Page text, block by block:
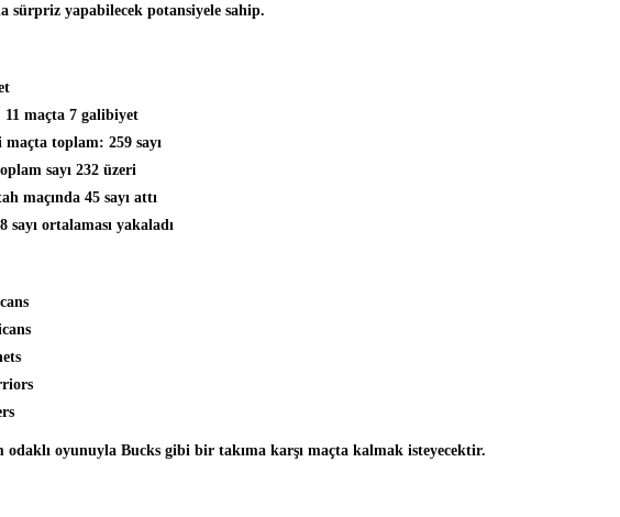
sürpriz yapabilecek potansiyele sahip.
11 maçta 7 galibiyet
toplam: 259 sayı
sayı 232 üzeri
maçında 45 sayı attı
sayı ortalaması yakaladı
odaklı oyunuyla Bucks gibi bir takıma karşı maçta kalmak isteyecektir.